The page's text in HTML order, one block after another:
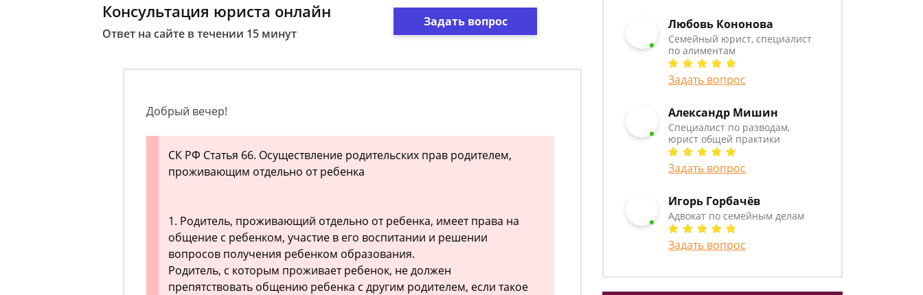
Консультация юриста онлайн
Ответ на сайте в течении 15 минут
Задать вопрос
Добрый вечер!
СК РФ Статья 66. Осуществление родительских прав родителем,
проживающим отдельно от ребенка
1. Родитель, проживающий отдельно от ребенка, имеет права на
общение с ребенком, участие в его воспитании и решении
вопросов получения ребенком образования.
Родитель, с которым проживает ребенок, не должен
препятствовать общению ребенка с другим родителем, если такое
Любовь Кононова
Семейный юрист, специалист
по алиментам
Задать вопрос
Александр Мишин
Специалист по разводам,
юрист общей практики
Задать вопрос
Игорь Горбачёв
Адвокат по семейным делам
Задать вопрос